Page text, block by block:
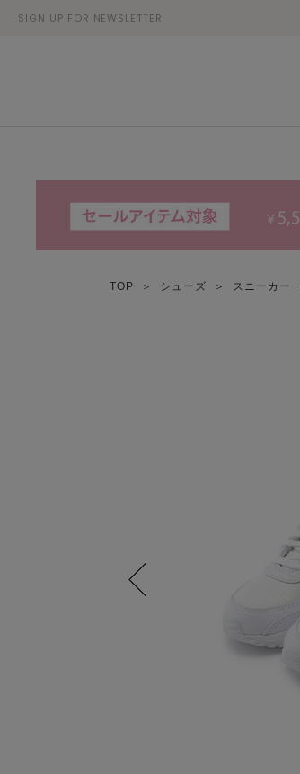
SIGN UP FOR NEWSLETTER
TOP ＞ シューズ ＞ スニーカー